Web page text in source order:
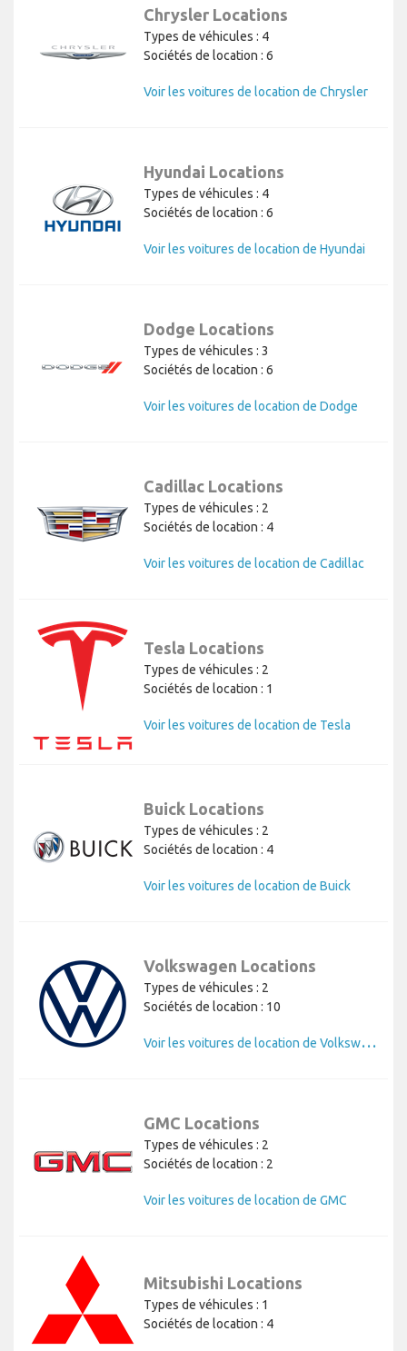
Chrysler Locations
Types de véhicules : 4
Sociétés de location : 6
Voir les voitures de location de Chrysler
Hyundai Locations
Types de véhicules : 4
Sociétés de location : 6
Voir les voitures de location de Hyundai
Dodge Locations
Types de véhicules : 3
Sociétés de location : 6
Voir les voitures de location de Dodge
Cadillac Locations
Types de véhicules : 2
Sociétés de location : 4
Voir les voitures de location de Cadillac
Tesla Locations
Types de véhicules : 2
Sociétés de location : 1
Voir les voitures de location de Tesla
Buick Locations
Types de véhicules : 2
Sociétés de location : 4
Voir les voitures de location de Buick
Volkswagen Locations
Types de véhicules : 2
Sociétés de location : 10
V
oir les voitures de location de Volkswagen
GMC Locations
Types de véhicules : 2
Sociétés de location : 2
Voir les voitures de location de GMC
Mitsubishi Locations
Types de véhicules : 1
Sociétés de location : 4